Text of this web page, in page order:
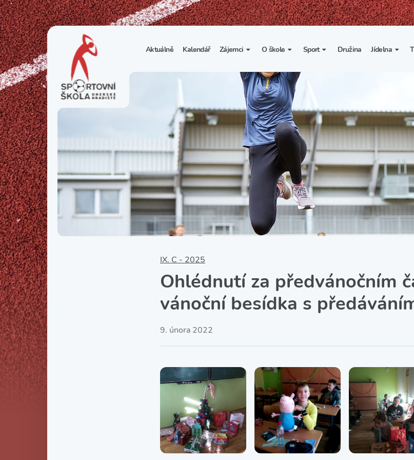
Aktuálně Kalendář Zájemci
1. třída
Sportovní třídy
Nesportovní třídy
O škole
Základní informace
Organizace školního roku
Výuka a učební plán
Zájmové kroužky
Školní poradenské
pracoviště
Školní psycholožka
Školská rada
SRPŠ – Spolek rodičů a
Sport
Spolupráce se sportovními
kluby
Školní sportovní klub
Tělesná výchova a sport
Družina Jídelna
Vnitřní řád
IX. C - 2025
Ohlédnutí za předvánočním
vánoční besídka s
9. února 2022